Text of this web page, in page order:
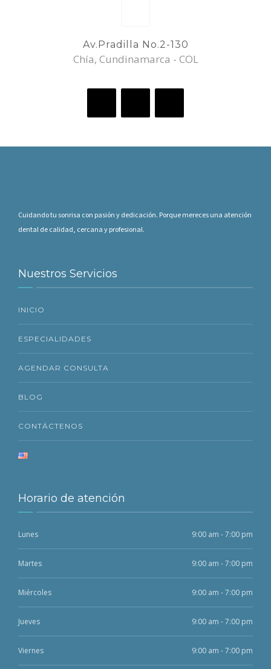
Av.Pradilla No.2-130
Chía, Cundinamarca - COL
Cuidando tu sonrisa con pasión y dedicación. Porque mereces una atención
dental de calidad, cercana y profesional.
Nuestros Servicios
INICIO
ESPECIALIDADES
AGENDAR CONSULTA
BLOG
CONTÁCTENOS
Horario de atención
Lunes 9:00 am - 7:00 pm
Martes 9:00 am - 7:00 pm
Miércoles 9:00 am - 7:00 pm
Jueves 9:00 am - 7:00 pm
Viernes 9:00 am - 7:00 pm